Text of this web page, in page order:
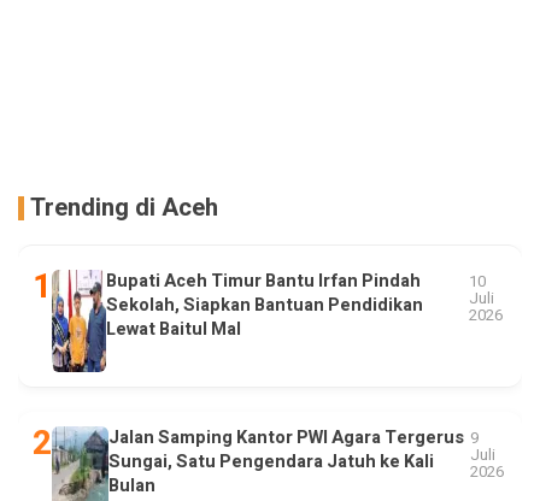
Trending di Aceh
Bupati Aceh Timur Bantu Irfan Pindah
Sekolah, Siapkan Bantuan Pendidikan
Lewat Baitul Mal
10
Juli
2026
Jalan Samping Kantor PWI Agara Tergerus
Sungai, Satu Pengendara Jatuh ke Kali
Bulan
9
Juli
2026